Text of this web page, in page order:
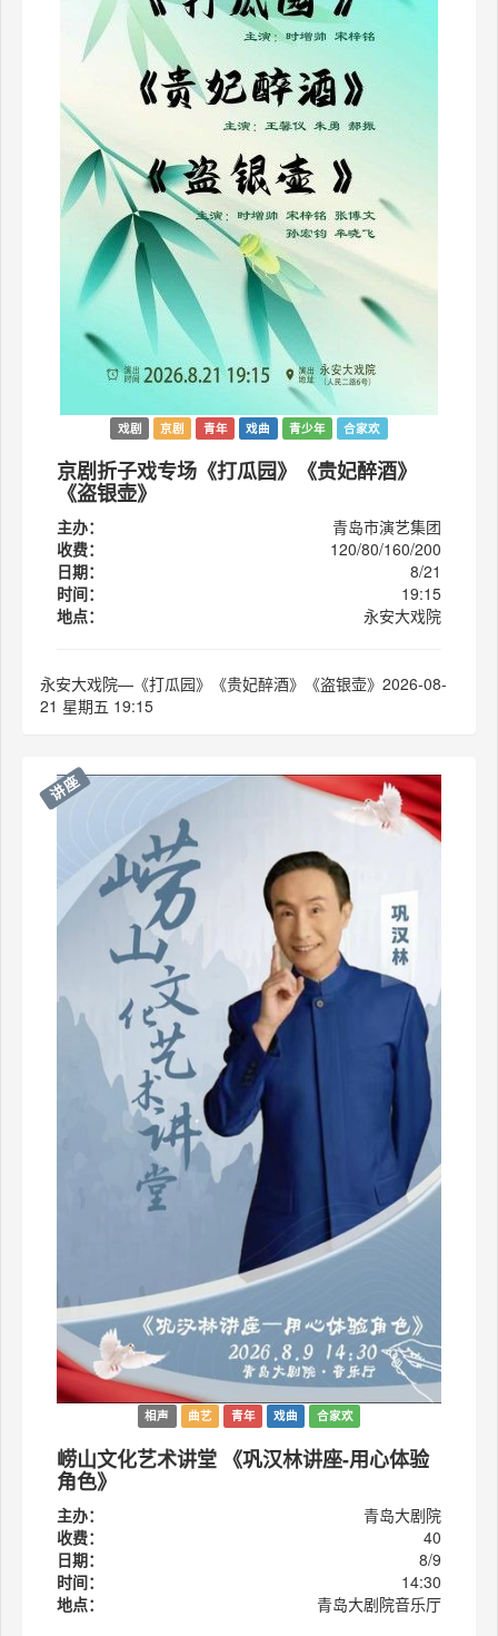
戏剧 京剧 青年 戏曲 青少年 合家欢
京剧折子戏专场《打瓜园》《贵妃醉酒》
《盗银壶》
主办：
青岛市演艺集团
收费：
120/80/160/200
日期：
8/21
时间：
19:15
地点：
永安大戏院
永安大戏院—《打瓜园》《贵妃醉酒》《盗银壶》2026-08-
21 星期五 19:15
讲座
相声 曲艺 青年 戏曲 合家欢
崂山文化艺术讲堂 《巩汉林讲座-用心体验
角色》
主办：
青岛大剧院
收费：
40
日期：
8/9
时间：
14:30
地点：
青岛大剧院音乐厅